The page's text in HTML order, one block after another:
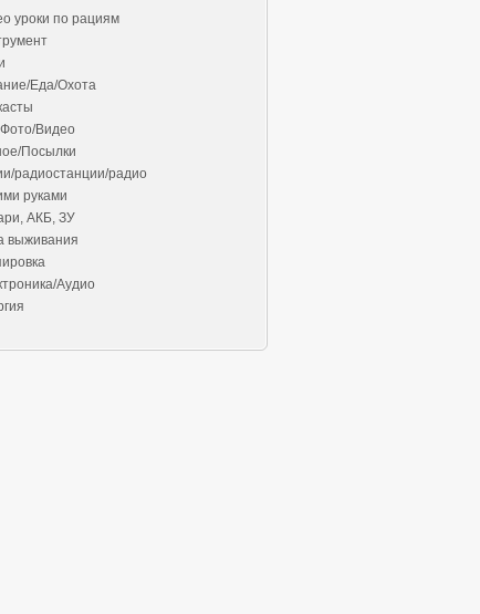
уроки по рациям
Еда/Охота
Видео
Посылки
радиостанции/радио
руками
АКБ, ЗУ
выживания
Аудио